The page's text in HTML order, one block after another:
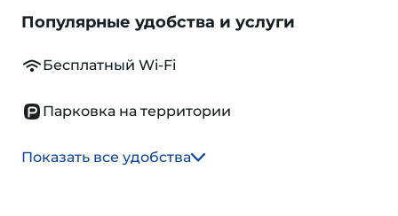
Популярные удобства и услуги
Бесплатный Wi-Fi
Парковка на территории
Показать все удобства